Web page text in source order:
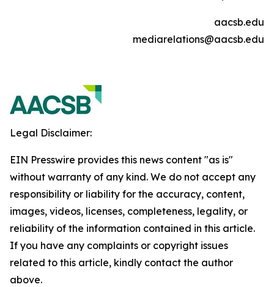
aacsb.edu
mediarelations@aacsb.edu
Legal Disclaimer:
EIN Presswire provides this news content "as is"
without warranty of any kind. We do not accept any
responsibility or liability for the accuracy, content,
images, videos, licenses, completeness, legality, or
reliability of the information contained in this article.
If you have any complaints or copyright issues
related to this article, kindly contact the author
above.